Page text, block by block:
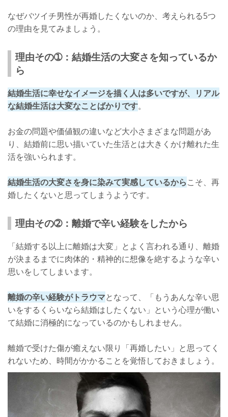
なぜバツイチ男性が再婚したくないのか、考えられる5つ
の理由を見てみましょう。
理由その➀：結婚生活の大変さを知っているか
ら
結婚生活に幸せなイメージを描く人は多いですが、リアル
な結婚生活は大変なことばかりです。
お金の問題や価値観の違いなど大小さまざまな問題があ
り、結婚前に思い描いていた生活とは大きくかけ離れた生
活を強いられます。
結婚生活の大変さを身に染みて実感しているからこそ、再
婚したくないと思ってしまうようです。
理由その➁：離婚で辛い経験をしたから
「結婚する以上に離婚は大変」とよく言われる通り、離婚
が決まるまでに肉体的・精神的に想像を絶するような辛い
思いをしてしまいます。
離婚の辛い経験がトラウマとなって、「もうあんな辛い思
いをするくらいなら結婚はしたくない」という心理が働い
て結婚に消極的になっているのかもしれません。
離婚で受けた傷が癒えない限り「再婚したい」と思ってく
れないため、時間がかかることを覚悟しておきましょう。